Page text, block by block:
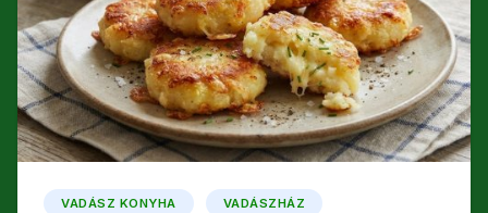
k
g
VADÁSZ KONYHA VADÁSZHÁZ